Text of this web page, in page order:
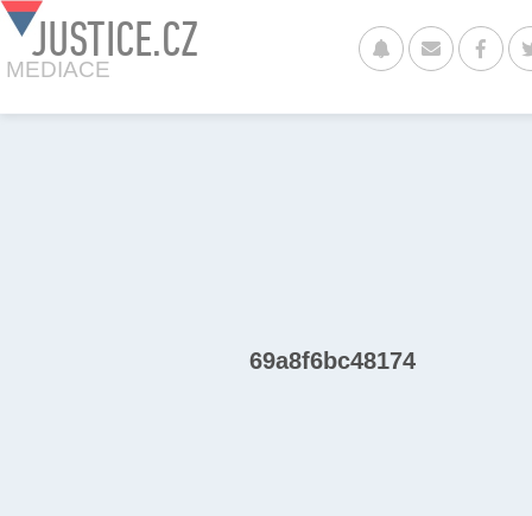
JUSTICE.CZ
MEDIACE
69a8f6bc48174